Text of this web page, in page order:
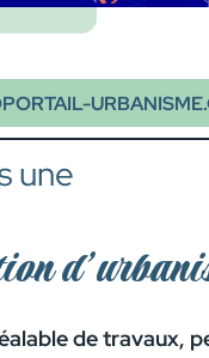
une
de travaux,